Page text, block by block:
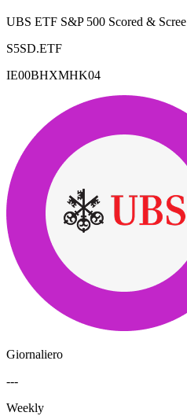
UBS ETF S&P 500 Scored & Scree
S5SD.ETF
IE00BHXMHK04
Giornaliero
---
Weekly